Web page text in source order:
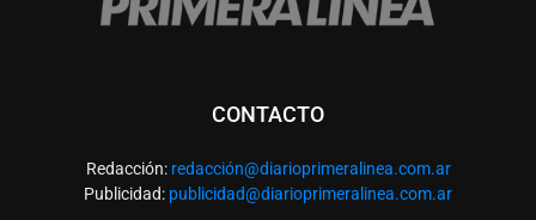
CONTACTO
Redacción: redacción@diarioprimeralinea.com.ar
Publicidad: publicidad@diarioprimeralinea.com.ar